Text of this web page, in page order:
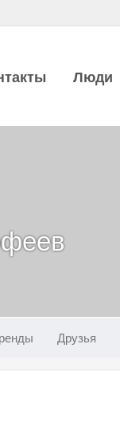
Люди
Друзья